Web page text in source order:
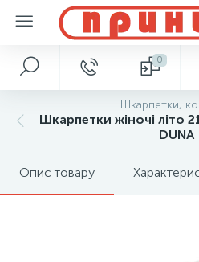
0
Шкарпетки,
Шкарпетки жіночі літо
DUNA
Опис товару